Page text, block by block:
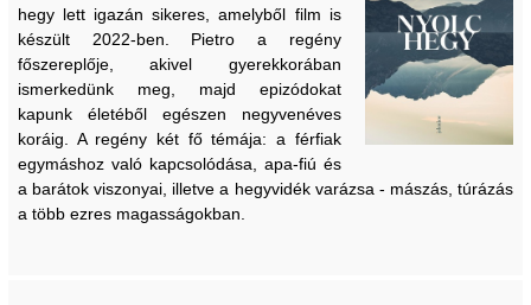
hegy lett igazán sikeres, amelyből film is
készült 2022-ben. Pietro a regény
főszereplője, akivel gyerekkorában
ismerkedünk meg, majd epizódokat
kapunk életéből egészen negyvenéves
koráig. A regény két fő témája: a férfiak
egymáshoz való kapcsolódása, apa-fiú és
a barátok viszonyai, illetve a hegyvidék varázsa - mászás, túrázás
a több ezres magasságokban.